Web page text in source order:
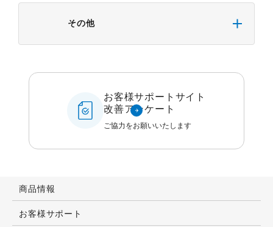
その他
お客様サポートサイト
改善アンケート
ご協力をお願いいたします
商品情報
お客様サポート